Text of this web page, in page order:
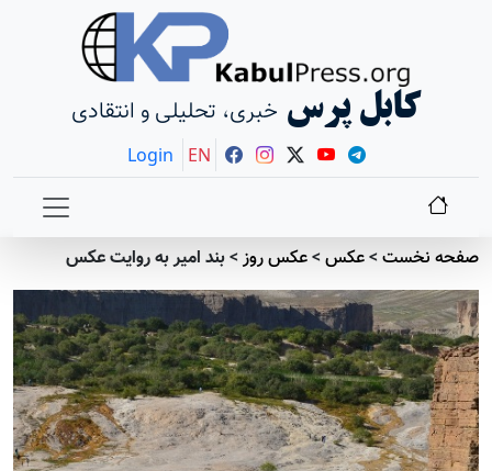
کابل پرس خبری، تحلیلی و انتقادی
Login EN
صفحه نخست>عکس>عکس روز>بند امیر به روایت عکس